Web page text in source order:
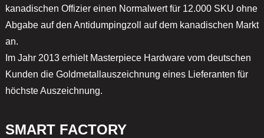
kanadischen Offizier einen Normalwert für 12.000 SKU ohne
Abgabe auf den Antidumpingzoll auf dem kanadischen Markt
an.
Im Jahr 2013 erhielt Masterpiece Hardware vom deutschen
Kunden die Goldmetallauszeichnung eines Lieferanten für
höchste Auszeichnung.
SMART FACTORY